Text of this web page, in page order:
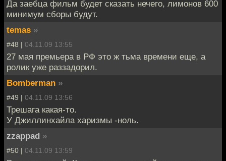
Да заебца фильм будет сказать нечего, лимонов 600
минимум сборы будут.
temas »
#48 | 04.11.09 13:55
27 мая премьера в РФ это ж тьма времени еще, а
ролик уже раззадорил.
Bomberman »
#49 | 04.11.09 13:56
Трешага какая-то.
У Джиллинхайла харизмы -ноль.
zzappad »
#50 | 04.11.09 13:59